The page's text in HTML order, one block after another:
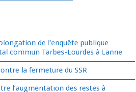
de l’enquête publique
commun Tarbes-Lourdes à Lanne
la fermeture du SSR
l’augmentation des restes à